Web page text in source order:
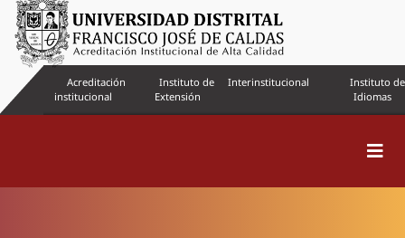
Acreditación
institucional
Instituto de
Extensión
Interinstitucional
Instituto de
Idiomas